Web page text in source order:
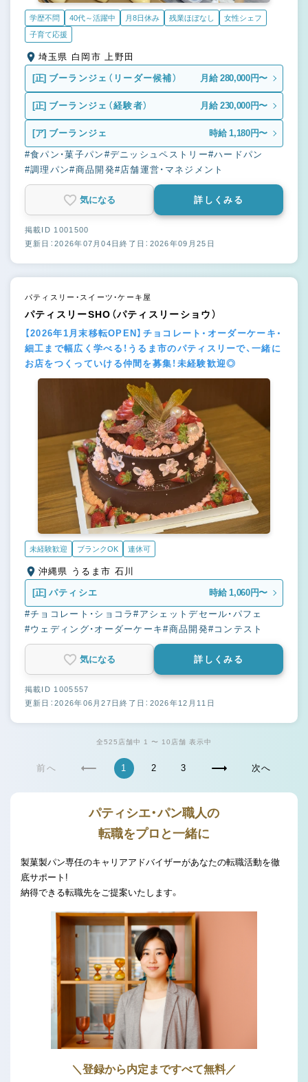
学歴不問 40代～活躍中 月8日休み 残業ほぼなし
女性シェフ
子育て応援
埼玉県 白岡市 上野田
[正] ブーランジェ（リーダー候補） 月給 280,000円〜
[正] ブーランジェ（経験者） 月給 230,000円〜
[ア] ブーランジェ 時給 1,180円〜
#食パン・菓子パン #デニッシュペストリー#ハードパン
#調理パン#商品開発#店舗運営・マネジメント
気になる 詳しくみる
掲載ID 1001500
更新日：2026年07月04日終了日：2026年09月25日
パティスリー・スイーツ・ケーキ屋
パティスリーSHO（パティスリーショウ）
【2026年1月末移転OPEN】チョコレート・オーダーケーキ・
細工まで幅広く学べる！うるま市のパティスリーで、一緒に
お店をつくっていける仲間を募集！未経験歓迎◎
未経験歓迎 ブランクOK 連休可
沖縄県 うるま市 石川
[正] パティシエ 時給 1,060円〜
#チョコレート・ショコラ#アシェットデセール・パフェ
#ウェディング・オーダーケーキ#商品開発#コンテスト
気になる 詳しくみる
掲載ID 1005557
更新日：2026年06月27日終了日：2026年12月11日
全525店舗中 1 〜 10店舗 表示中
前へ 1 2 3 次へ
パティシエ・パン職人の
転職をプロと一緒に
製菓製パン専任のキャリアアドバイザーがあなたの転職活動を徹
底サポート!
納得できる転職先をご提案いたします。
＼登録から内定まですべて無料／